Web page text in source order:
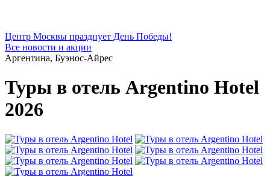
Центр Москвы празднует День Победы!
Все новости и акции
Аргентина, Буэнос-Айрес
Туры в отель Argentino Hotel
2026